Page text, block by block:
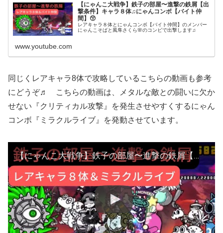
【にゃんこ大戦争】鉄子の部屋〜進撃の鉄屑【出
撃条件】キャラ８体♫にゃんコンボ【バイト仲
間】😙
レアキャラ８体とにゃんコンボ【バイト仲間】のメンバー
にゃんこそばと風隼さくら🌸のコンビで出撃します♫
www.youtube.com
同じくレアキャラ8体で攻略しているこちらの動画も参考
にどうぞ♬ こちらの動画は、メタルな敵との闘いに欠か
せない『クリティカル攻撃』を発生させやすくするにゃん
コンボ『ミラクルライブ』を発動させています。
【にゃんこ大戦争】鉄子の部屋〜進撃の鉄屑【出撃条件】レアキャラ８体&にゃんコンボ【ミラクルライブ】♫